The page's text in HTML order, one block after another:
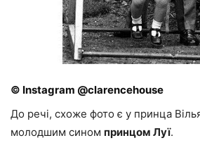
© Instagram @clarencehouse
До речі, схоже фото є у принца
молодшим сином принцом Луї.